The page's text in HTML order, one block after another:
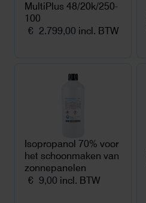
MultiPlus 48/20k/250-
100
€ 2.799,00 incl. BTW
Isopropanol 70% voor
het schoonmaken van
zonnepanelen
€ 9,00 incl. BTW